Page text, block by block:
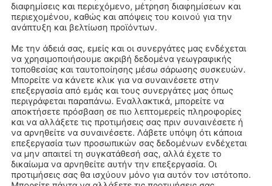
Όνομα:*
Ιστοσελίδα:
και τον ιστότοπό μου σε αυτό το πρόγραμμα
3/
διαφημίσεις και περιεχόμενο, μέτρηση διαφημίσεων και
περιεχομένου, καθώς και απόψεις του κοινού για την
ανάπτυξη και βελτίωση προϊόντων.
Με την άδειά σας, εμείς και οι συνεργάτες μας ενδέχεται
να χρησιμοποιήσουμε ακριβή δεδομένα γεωγραφικής
τοποθεσίας και ταυτοποίησης μέσω σάρωσης συσκευών.
Μπορείτε να κάνετε κλικ για να συναινέσετε στην
επεξεργασία από εμάς και τους συνεργάτες μας όπως
περιγράφεται παραπάνω. Εναλλακτικά, μπορείτε να
αποκτήσετε πρόσβαση σε πιο λεπτομερείς πληροφορίες
και να αλλάξετε τις προτιμήσεις σας πριν συναινέσετε ή
να αρνηθείτε να συναινέσετε. Λάβετε υπόψη ότι κάποια
επεξεργασία των προσωπικών σας δεδομένων ενδέχεται
να μην απαιτεί τη συγκατάθεσή σας, αλλά έχετε το
δικαίωμα να αρνηθείτε αυτήν την επεξεργασία. Οι
προτιμήσεις σας θα ισχύουν μόνο για αυτόν τον ιστότοπο.